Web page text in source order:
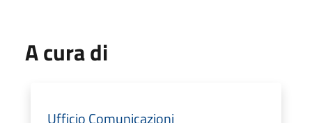
A cura di
Ufficio Comunicazioni